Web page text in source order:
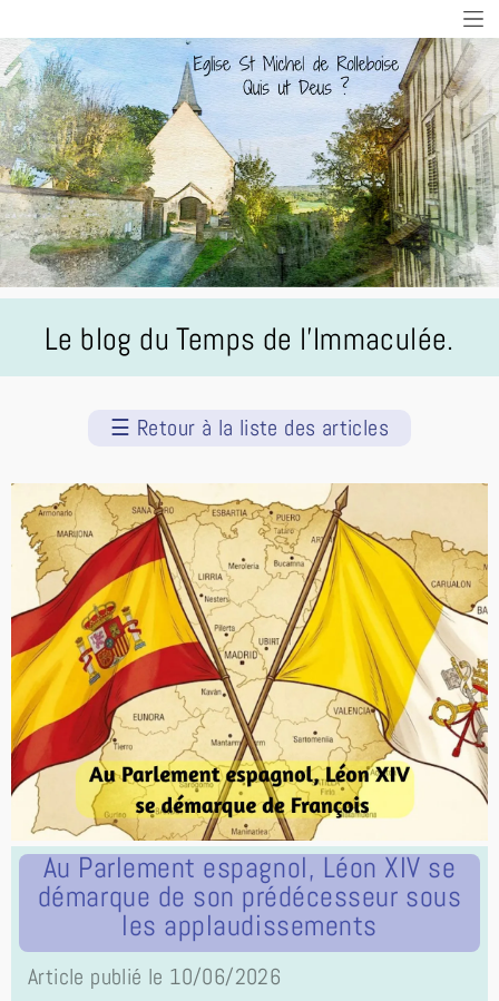
Le blog du Temps de l'Immaculée.
☰ Retour à la liste des articles
Au Parlement espagnol, Léon XIV se
démarque de son prédécesseur sous
les applaudissements
Article publié le 10/06/2026